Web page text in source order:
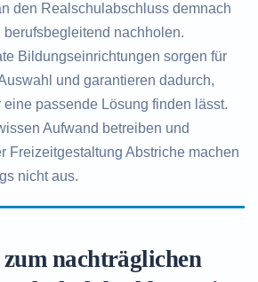
den Realschulabschluss demnach
nachholen.
Bildungseinrichtungen sorgen für
und garantieren dadurch,
passende Lösung finden lässt.
Aufwand betreiben und
Freizeitgestaltung Abstriche machen
nicht aus.
nachträglichen